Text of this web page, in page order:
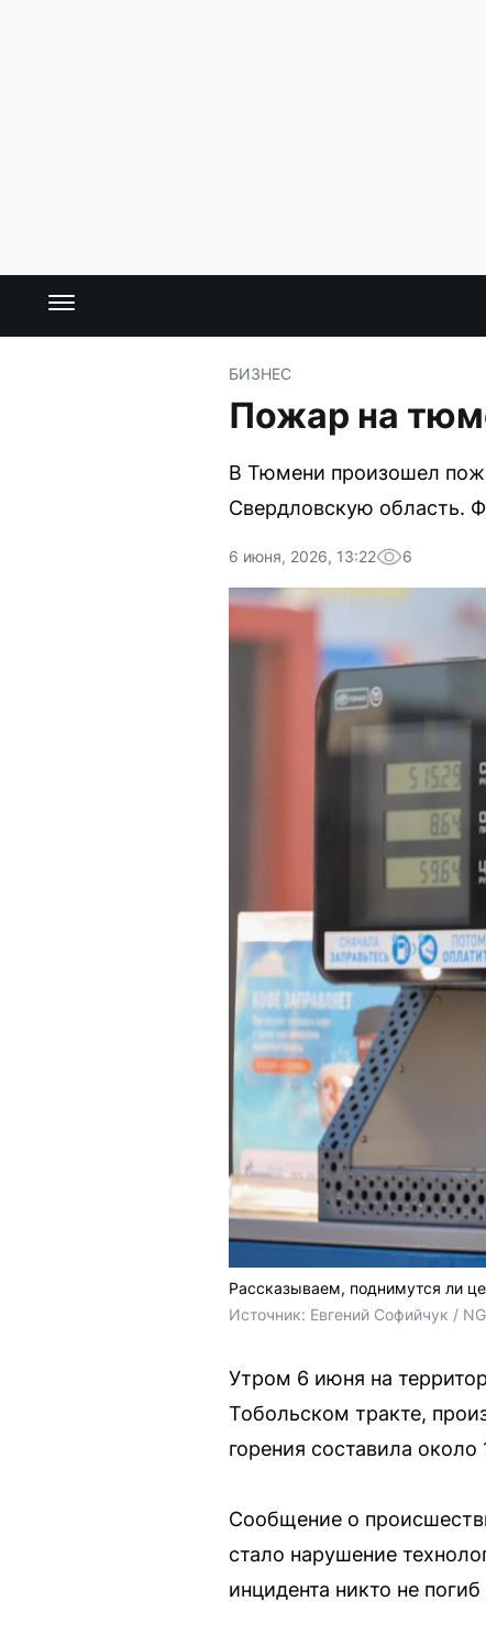
БИЗНЕС
Пожар на
В Тюмени произошел
Свердловскую область.
6 июня, 2026, 13:22 6
Рассказываем, поднимутся ли
Источник: Евгений Софийчук /
Утром 6 июня на
Тобольском тракте,
горения составила
Сообщение о
стало нарушение
инцидента никто не